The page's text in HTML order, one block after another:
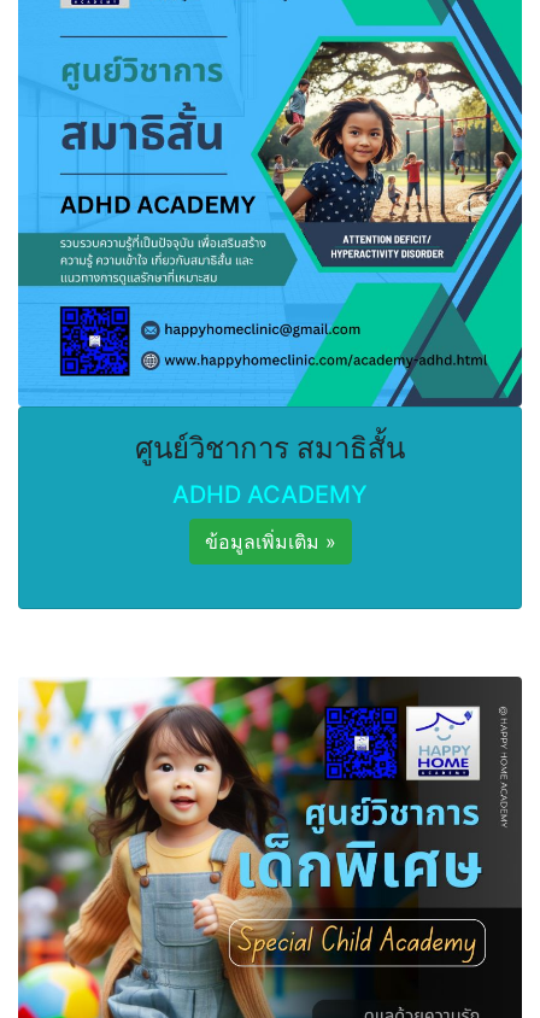
ศูนย์วิชาการ สมาธิสั้น
ADHD ACADEMY
ข้อมูลเพิ่มเติม »